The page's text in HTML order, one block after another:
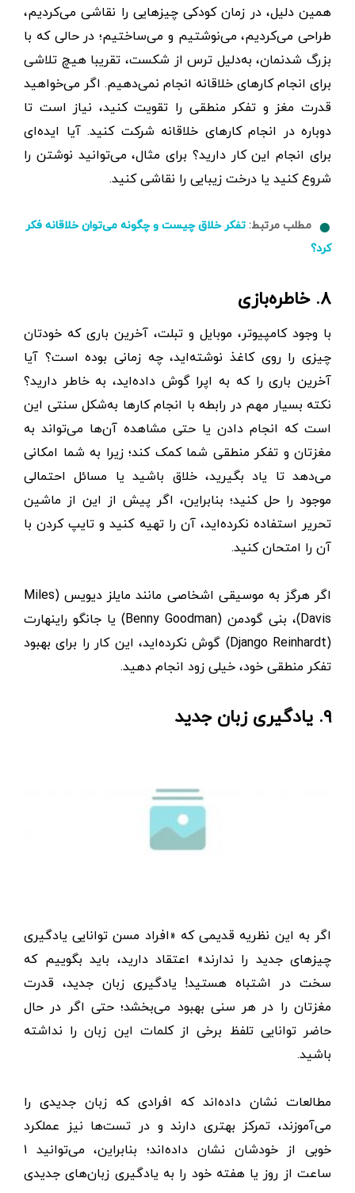
همین دلیل، در زمان کودکی چیزهایی را نقاشی می‌کردیم،
طراحی می‌کردیم، می‌نوشتیم و می‌ساختیم؛ در حالی که با
بزرگ ‌شدنمان، به‌دلیل ترس از شکست، تقریبا هیچ تلاشی
برای انجام کارهای خلاقانه انجام نمی‌دهیم. اگر می‌خواهید
قدرت مغز و تفکر منطقی را تقویت کنید، نیاز است تا
دوباره در انجام کارهای خلاقانه شرکت کنید. آیا ایده‌ای
برای انجام این کار دارید؟ برای مثال، می‌توانید نوشتن را
شروع کنید یا درخت زیبایی را نقاشی کنید.
مطلب مرتبط: تفکر خلاق چیست و چگونه می‌توان خلاقانه فکر
کرد؟
۸. خاطره‌بازی
با وجود کامپیوتر، موبایل و تبلت، آخرین باری که خودتان
چیزی را روی کاغذ نوشته‌اید، چه زمانی بوده است؟ آیا
آخرین باری را که به اپرا گوش داده‌اید، به ‌خاطر دارید؟
نکته بسیار مهم در رابطه با انجام کارها به‌شکل سنتی این
است که انجام‌ دادن یا حتی مشاهده آن‌ها می‌تواند به
مغزتان و تفکر منطقی شما کمک کند؛ زیرا به شما امکانی
می‌دهد تا یاد بگیرید، خلاق باشید یا مسائل احتمالی
موجود را حل کنید؛ بنابراین، اگر پیش از این از ماشین
تحریر استفاده نکرده‌اید، آن را تهیه کنید و تایپ ‌کردن با
آن را امتحان کنید.
اگر هرگز به موسیقی اشخاصی مانند مایلز دیویس (Miles
Davis)، بنی گودمن (Benny Goodman) یا جانگو راینهارت
(Django Reinhardt) گوش نکرده‌اید، این کار را برای بهبود
تفکر منطقی خود، خیلی زود انجام دهید.
۹. یادگیری زبان جدید
اگر به این نظریه قدیمی که «افراد مسن توانایی یادگیری
چیزهای جدید را ندارند» اعتقاد دارید، باید بگوییم که
سخت در اشتباه هستید! یادگیری زبان جدید، قدرت
مغزتان را در هر سنی بهبود می‌بخشد؛ حتی اگر در حال
حاضر توانایی تلفظ برخی از کلمات این زبان را نداشته
باشید.
مطالعات نشان داده‌اند که افرادی که زبان جدیدی را
می‌آموزند، تمرکز بهتری دارند و در تست‌ها نیز عملکرد
خوبی از خودشان نشان داده‌اند؛ بنابراین، می‌توانید ۱
ساعت از روز یا هفته خود را به یادگیری زبان‌های جدیدی